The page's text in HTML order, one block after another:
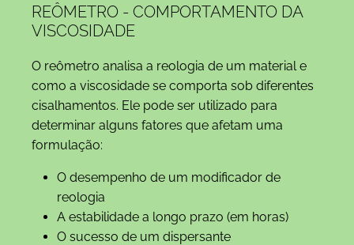
REÔMETRO - COMPORTAMENTO DA
VISCOSIDADE
O reômetro analisa a reologia de um material e
como a viscosidade se comporta sob diferentes
cisalhamentos. Ele pode ser utilizado para
determinar alguns fatores que afetam uma
formulação:
O desempenho de um modificador de
reologia
A estabilidade a longo prazo (em horas)
O sucesso de um dispersante